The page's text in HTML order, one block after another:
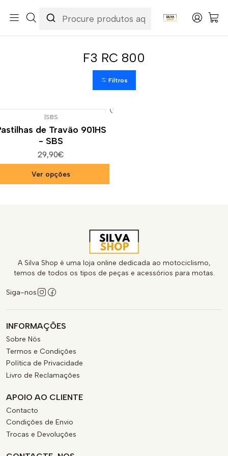
Suspensão & Travões
Pastilhas de Travão
MV Agusta
F3 RC 800
F3 RC 800
Filtros
|SBS
de Travão 901HS
- SBS
29,90€
Ver opções
A Silva Shop é uma loja online dedicada ao motociclismo,
temos de todos os tipos de peças e acessórios para motas.
Siga-nos
INFORMAÇÕES
Sobre Nós
Termos e Condições
Política de Privacidade
Livro de Reclamações
APOIO AO CLIENTE
Contacto
Condições de Envio
Trocas e Devoluções